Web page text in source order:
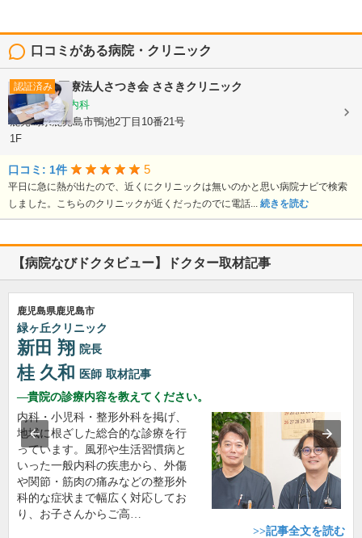
口コミがある病院・クリニック
認証済み 医療法人さつき会 ささきクリニック
内科, 循環器内科
鹿児島県鹿児島市鴨池2丁目10番21号
1F
口コミ: 1件 5
平日に急に熱が出たので、近くにクリニックは無いのかと思い病院ナビで検索
しました。こちらのクリニックが近くだったのでに電話... 続きを読む
【病院なびドクタビュー】ドクター取材記事
鹿児島県鹿児島市
緑ヶ丘クリニック
新田 翔 院長
桂 久和 医師 取材記事
貴院の診療内容を教えてください。
内科・小児科・整形外科を掲げ、
地域に根ざした総合的な診療を行
っています。風邪や生活習慣病と
いった一般内科の疾患から、外傷
や関節・筋肉の痛みなどの整形外
科的な症状まで幅広く対応してお
り、お子さんからご高…
>>記事全文を読む